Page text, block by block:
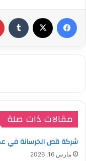
فيسبوك
مقالات ذات صلة
شركة قص الخرسانة في
مارس 16, 2026